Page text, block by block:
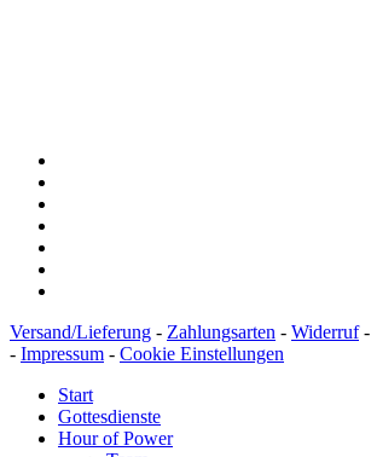
Versand/Lieferung - Zahlungsarten - Widerruf-
- Impressum - Cookie Einstellungen
Start
Gottesdienste
Hour of Power